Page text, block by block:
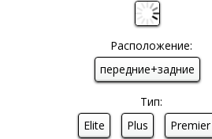
Расположение:
передние+задние
Тип:
Elite
Plus Premier